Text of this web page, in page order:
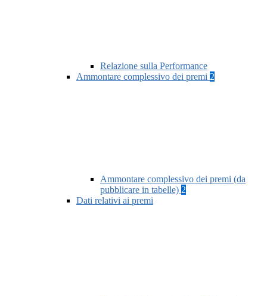
Relazione sulla Performance
Ammontare complessivo dei premi 2
Ammontare complessivo dei premi (da
pubblicare in tabelle) 2
Dati relativi ai premi